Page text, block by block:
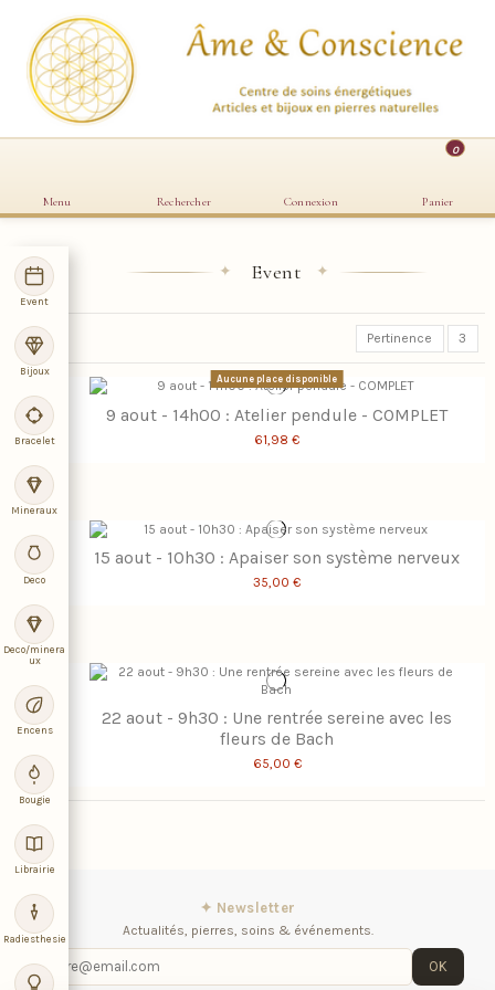
Menu Rechercher Connexion
0
Panier
Event
Bijoux
Bracelet
Mineraux
Deco
Deco/minera
ux
Encens
Bougie
Librairie
Radiesthesie
✦ Event ✦
Pertinence 3
Aucune place disponible
9 aout - 14h00 : Atelier pendule - COMPLET
61,98 €
15 aout - 10h30 : Apaiser son système nerveux
35,00 €
22 aout - 9h30 : Une rentrée sereine avec les
fleurs de Bach
65,00 €
✦ Newsletter
Actualités, pierres, soins & événements.
OK